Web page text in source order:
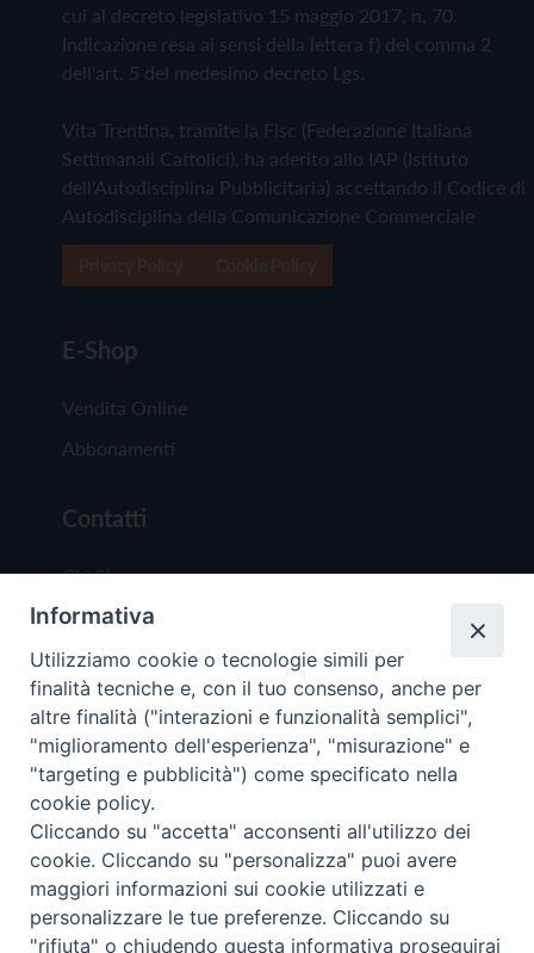
cui al decreto legislativo 15 maggio 2017, n. 70.
Indicazione resa ai sensi della lettera f) del comma 2
dell'art. 5 del medesimo decreto Lgs.
Vita Trentina, tramite la Fisc (Federazione Italiana
Settimanali Cattolici), ha aderito allo IAP (Istituto
dell'Autodisciplina Pubblicitaria) accettando il Codice di
Autodisciplina della Comunicazione Commerciale
E-Shop
Vendita Online
Abbonamenti
Contatti
Chi Siamo
Redazione
Scrivici
Copyright © 2019 - Tutti i diritti riservati - Vita
Trentina Editrice
Privacy Policy
Torna
Informativa
Utilizziamo cookie o tecnologie simili per
finalità tecniche e, con il tuo consenso, anche per
altre finalità ("interazioni e funzionalità semplici",
"miglioramento dell'esperienza", "misurazione" e
"targeting e pubblicità") come specificato nella
cookie policy.
Cliccando su "accetta" acconsenti all'utilizzo dei
cookie. Cliccando su "personalizza" puoi avere
maggiori informazioni sui cookie utilizzati e
personalizzare le tue preferenze. Cliccando su
"rifiuta" o chiudendo questa informativa proseguirai